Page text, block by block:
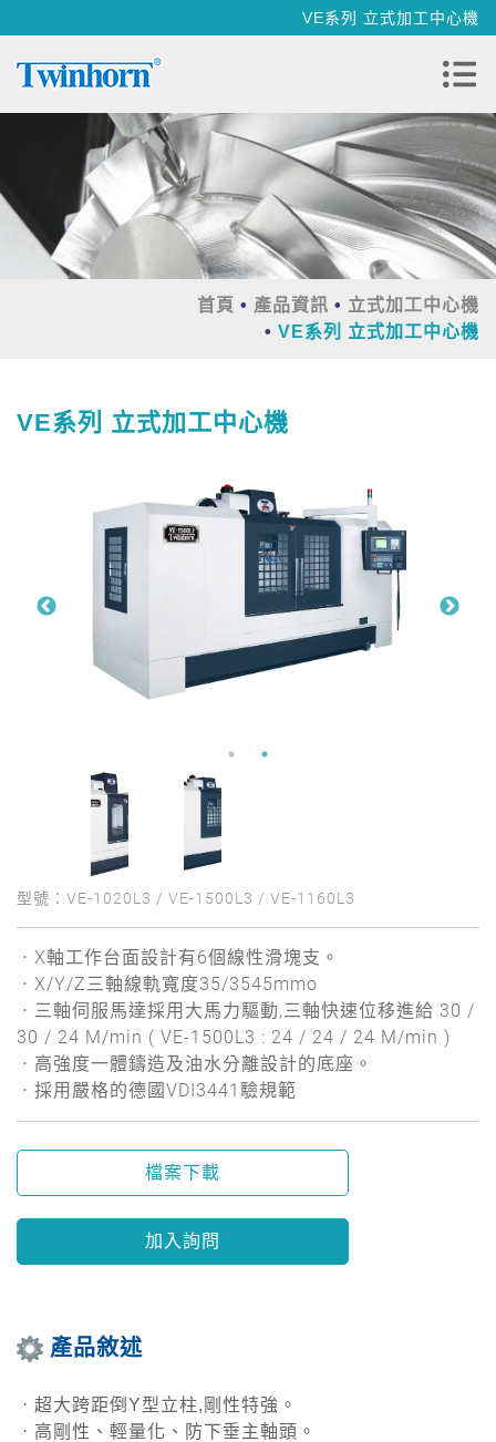
VE系列 立式加工中心機
首頁 產品資訊
立式加工中心機
VE系列 立式加工中心機
VE系列 立式加工中心機
型號：VE-1020L3 / VE-1500L3 / VE-1160L3
ㆍX軸工作台面設計有6個線性滑塊支。
ㆍX/Y/Z三軸線軌寬度35/3545mmo
ㆍ三軸伺服馬達採用大馬力驅動,三軸快速位移進給 30 /
30 / 24 M/min ( VE-1500L3 : 24 / 24 / 24 M/min )
ㆍ高強度一體鑄造及油水分離設計的底座。
ㆍ採用嚴格的德國VDI3441驗規範
檔案下載
加入詢問
產品敘述
ㆍ超大跨距倒Y型立柱,剛性特強。
ㆍ高剛性、輕量化、防下垂主軸頭。